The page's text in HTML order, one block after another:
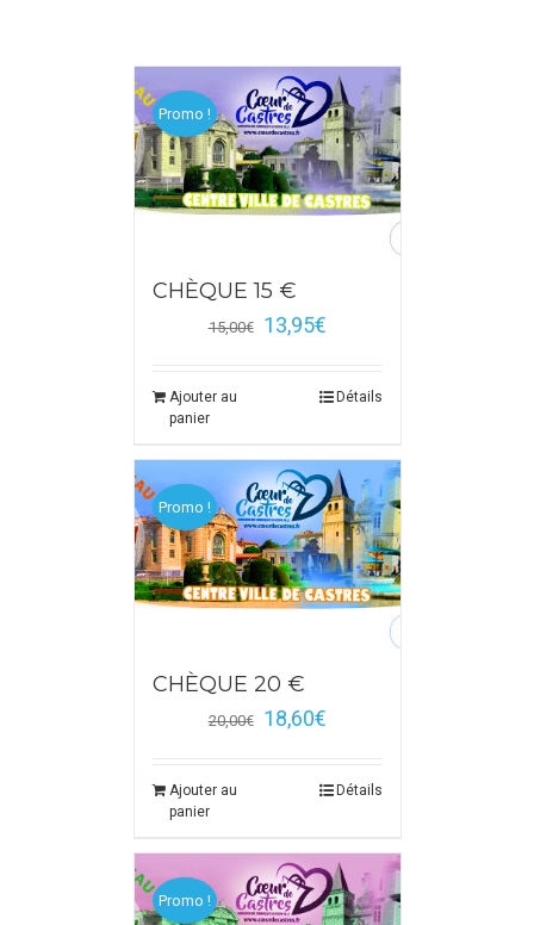
Promo !
CHÈQUE 15 €
15,00€ 13,95€
Ajouter au
panier
Détails
Promo !
CHÈQUE 20 €
20,00€ 18,60€
Ajouter au
panier
Détails
Promo !